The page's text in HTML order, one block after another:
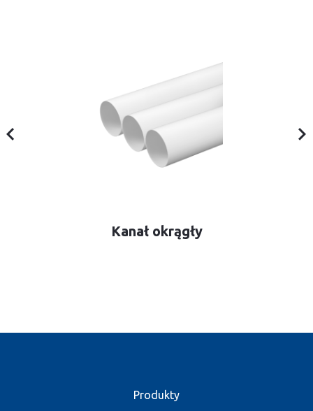
Kanał okrągły
Produkty